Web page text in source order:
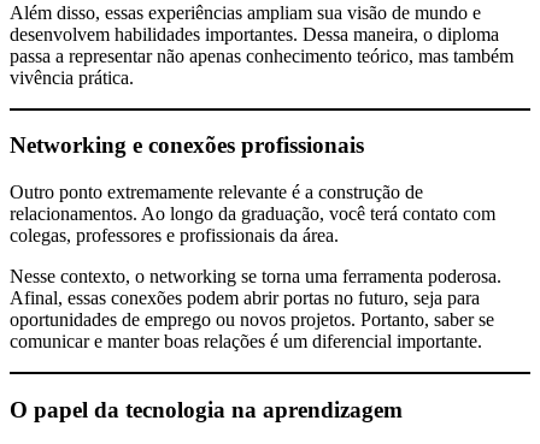
Além disso, essas experiências ampliam sua visão de mundo e
desenvolvem habilidades importantes. Dessa maneira, o diploma
passa a representar não apenas conhecimento teórico, mas também
vivência prática.
Networking e conexões profissionais
Outro ponto extremamente relevante é a construção de
relacionamentos. Ao longo da graduação, você terá contato com
colegas, professores e profissionais da área.
Nesse contexto, o networking se torna uma ferramenta poderosa.
Afinal, essas conexões podem abrir portas no futuro, seja para
oportunidades de emprego ou novos projetos. Portanto, saber se
comunicar e manter boas relações é um diferencial importante.
O papel da tecnologia na aprendizagem